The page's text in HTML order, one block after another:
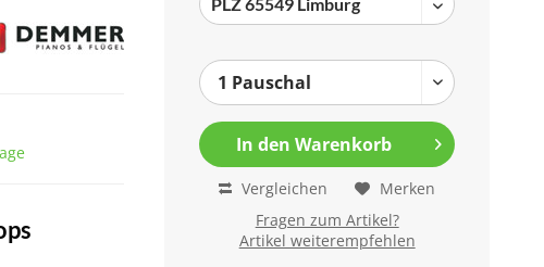
In den Warenkorb
Vergleichen
Merken
Fragen zum Artikel?
Artikel weiterempfehlen